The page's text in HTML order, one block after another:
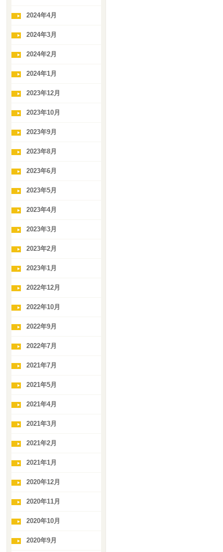
2024年4月
2024年3月
2024年2月
2024年1月
2023年12月
2023年10月
2023年9月
2023年8月
2023年6月
2023年5月
2023年4月
2023年3月
2023年2月
2023年1月
2022年12月
2022年10月
2022年9月
2022年7月
2021年7月
2021年5月
2021年4月
2021年3月
2021年2月
2021年1月
2020年12月
2020年11月
2020年10月
2020年9月